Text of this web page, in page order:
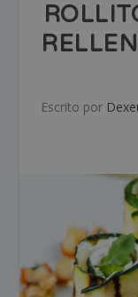
Escrito por